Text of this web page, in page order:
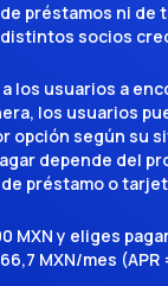
préstamos ni
socios
los usuarios a
los usuarios
opción según su
depende del
préstamo o
MXN y eliges
MXN/mes